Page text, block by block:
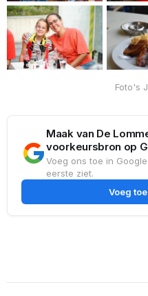
Foto's
Maak van De
voorkeursbron op
Voeg ons toe in
eerste ziet.
Voeg